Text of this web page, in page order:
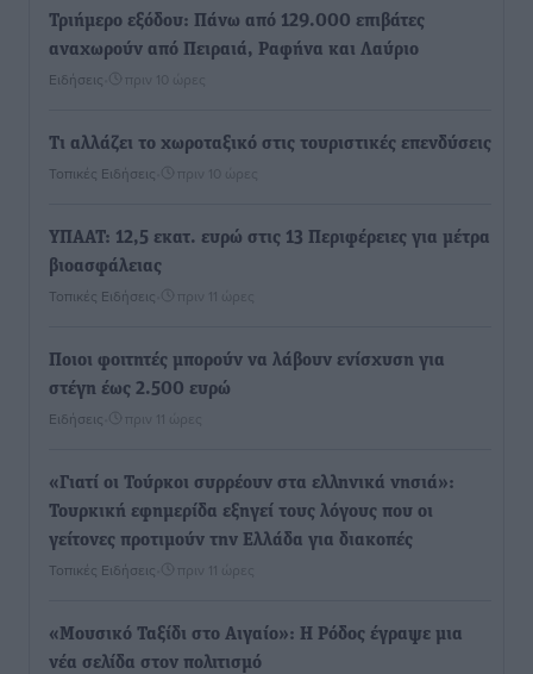
Τριήμερο εξόδου: Πάνω από 129.000 επιβάτες
αναχωρούν από Πειραιά, Ραφήνα και Λαύριο
Ειδήσεις πριν 10 ώρες
Τι αλλάζει το χωροταξικό στις τουριστικές επενδύσεις
Τοπικές Ειδήσεις πριν 10 ώρες
ΥΠΑΑΤ: 12,5 εκατ. ευρώ στις 13 Περιφέρειες για μέτρα
βιοασφάλειας
Τοπικές Ειδήσεις πριν 11 ώρες
Ποιοι φοιτητές μπορούν να λάβουν ενίσχυση για
στέγη έως 2.500 ευρώ
Ειδήσεις πριν 11 ώρες
«Γιατί οι Τούρκοι συρρέουν στα ελληνικά νησιά»:
Τουρκική εφημερίδα εξηγεί τους λόγους που οι
γείτονες προτιμούν την Ελλάδα για διακοπές
Τοπικές Ειδήσεις πριν 11 ώρες
«Μουσικό Ταξίδι στο Αιγαίο»: Η Ρόδος έγραψε μια
νέα σελίδα στον πολιτισμό